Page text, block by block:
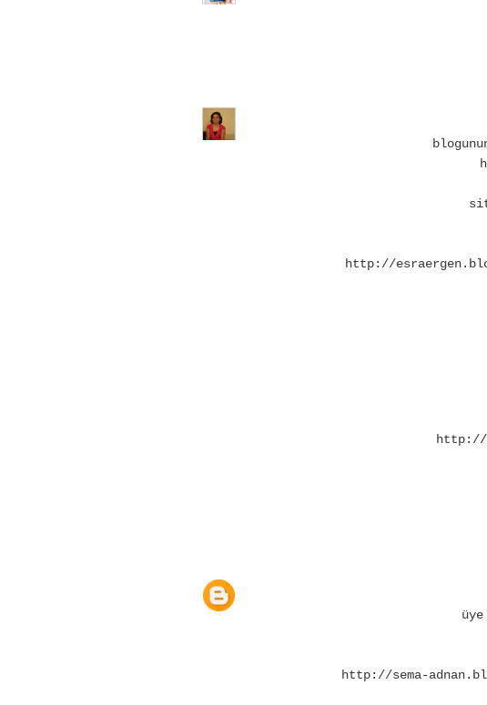
http://
http://
http://sema-